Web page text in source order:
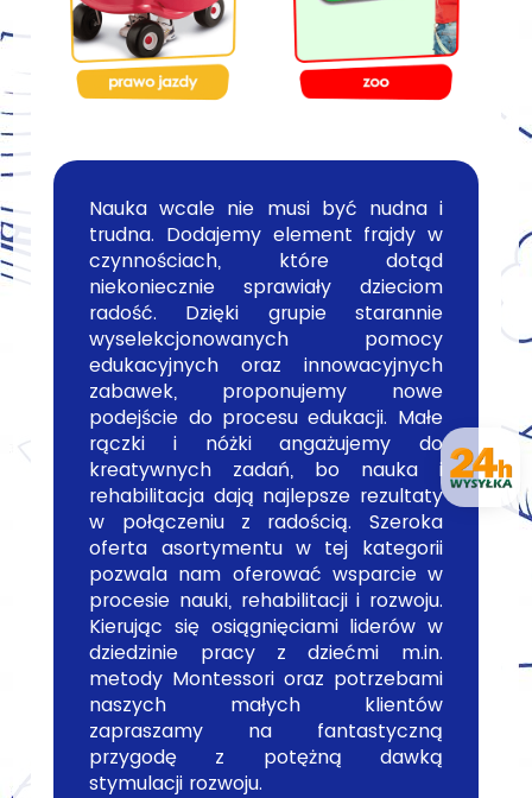
Nauka wcale nie musi być nudna i
trudna. Dodajemy element frajdy w
czynnościach, które dotąd
niekoniecznie sprawiały dzieciom
radość. Dzięki grupie starannie
wyselekcjonowanych pomocy
edukacyjnych oraz innowacyjnych
zabawek, proponujemy nowe
podejście do procesu edukacji. Małe
rączki i nóżki angażujemy do
kreatywnych zadań, bo nauka i
rehabilitacja dają najlepsze rezultaty
w połączeniu z radością. Szeroka
oferta asortymentu w tej kategorii
pozwala nam oferować wsparcie w
procesie nauki, rehabilitacji i rozwoju.
Kierując się osiągnięciami liderów w
dziedzinie pracy z dziećmi m.in.
metody Montessori oraz potrzebami
naszych małych klientów
zapraszamy na fantastyczną
przygodę z potężną dawką
stymulacji rozwoju.